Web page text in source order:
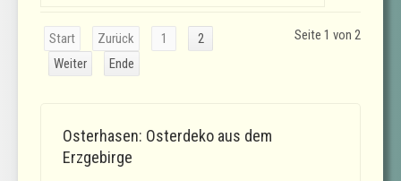
Start Zurück 1
2
Weiter
Ende
Seite 1 von 2
Osterhasen: Osterdeko aus dem
Erzgebirge